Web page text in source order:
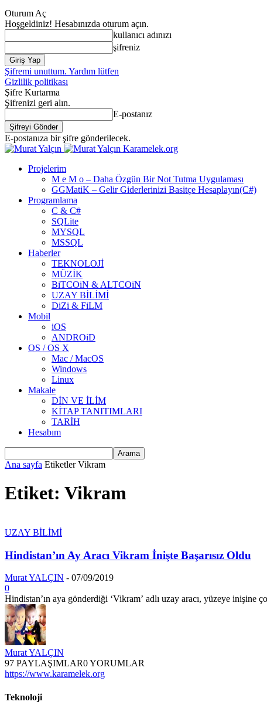
Oturum Aç
Hoşgeldiniz! Hesabınızda oturum açın.
kullanıcı adınızı
şifreniz
Şifremi unuttum. Yardım lütfen
Gizlilik politikası
Şifre Kurtarma
Şifrenizi geri alın.
E-postanız
E-postanıza bir şifre gönderilecek.
Karamelek.org
Projelerim
M e M o – Daha Özgün Bir Not Tutma Uygulaması
GGMatiK – Gelir Giderlerinizi Basitçe Hesaplayın(C#)
Programlama
C & C#
SQLite
MYSQL
MSSQL
Haberler
TEKNOLOJİ
MÜZİK
BiTCOiN & ALTCOiN
UZAY BİLİMİ
DiZi & FiLM
Mobil
iOS
ANDROiD
OS / OS X
Mac / MacOS
Windows
Linux
Makale
DİN VE İLİM
KİTAP TANITIMLARI
TARİH
Hesabım
Ana sayfa Etiketler Vikram
Etiket: Vikram
UZAY BİLİMİ
Hindistan’ın Ay Aracı Vikram İnişte Başarısız Oldu
Murat YALÇIN - 07/09/2019
0
Hindistan’ın aya gönderdiği ‘Vikram’ adlı uzay aracı, yüzeye inişine
Murat YALÇIN
97 PAYLAŞIMLAR0 YORUMLAR
https://www.karamelek.org
Teknoloji